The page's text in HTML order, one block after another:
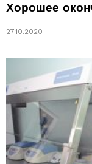
Хорошее
27.10.2020